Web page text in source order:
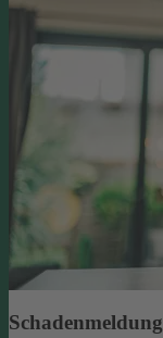
Schadenmeldung